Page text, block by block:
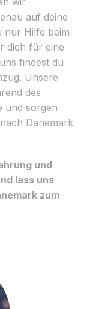
auf deine
nur Hilfe beim
dich für eine
findest du
Unsere
des
und sorgen
Dänemark
und
lass uns
zum